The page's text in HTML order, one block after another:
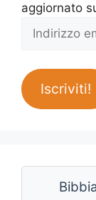
aggiornato
Indirizzo
Iscriviti!